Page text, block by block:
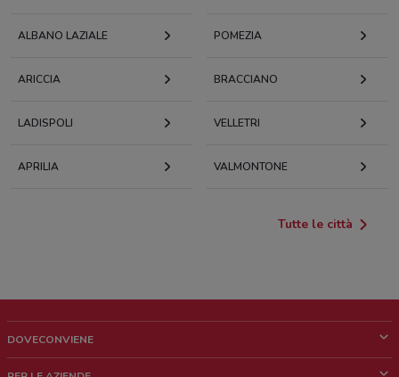
ALBANO LAZIALE POMEZIA
ARICCIA BRACCIANO
LADISPOLI VELLETRI
APRILIA VALMONTONE
Tutte le città
DOVECONVIENE